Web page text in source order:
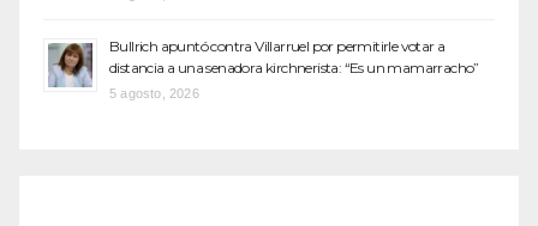
Bullrich apuntó contra Villarruel por permitirle votar a
distancia a una senadora kirchnerista: “Es un mamarracho”
5 agosto, 2026